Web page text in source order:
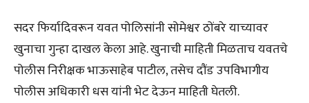
सदर फिर्यादिवरून यवत पोलिसांनी सोमेश्वर ठोंबरे याच्यावर
खुनाचा गुन्हा दाखल केला आहे. खुनाची माहिती मिळताच यवतचे
पोलीस निरीक्षक भाऊसाहेब पाटील, तसेच दौंड उपविभागीय
पोलीस अधिकारी धस यांनी भेट देऊन माहिती घेतली.